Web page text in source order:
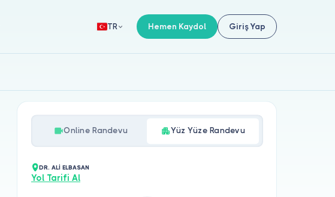
TR Hemen Kaydol Giriş Yap
Online Randevu Yüz Yüze Randevu
DR. ALİ ELBASAN
Yol Tarifi Al